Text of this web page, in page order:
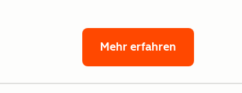
Mehr erfahren